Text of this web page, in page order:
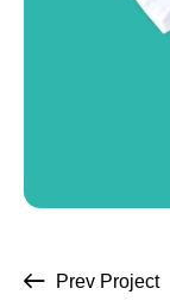
Prev Project